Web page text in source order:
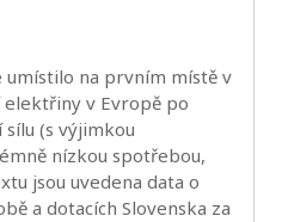
umístilo na prvním místě v
v Evropě po
(s výjimkou
nízkou spotřebou,
jsou uvedena data o
a dotacích Slovenska za